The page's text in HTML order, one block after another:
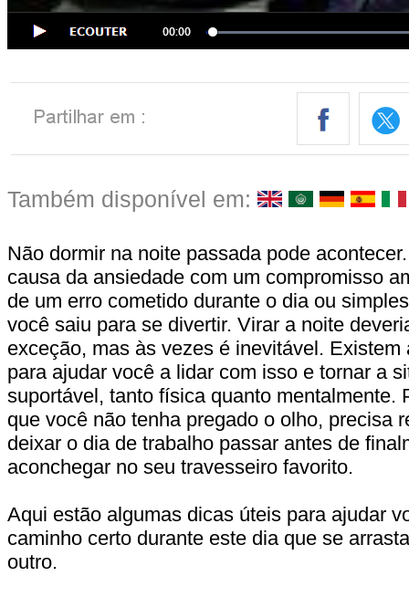
Também disponível em:
Não dormir na noite passada pode
causa da ansiedade com um compromisso
de um erro cometido durante o dia ou
você saiu para se divertir. Virar a noite
exceção, mas às vezes é inevitável. Existem
para ajudar você a lidar com isso e tornar a
suportável, tanto física quanto mentalmente.
que você não tenha pregado o olho, precisa
deixar o dia de trabalho passar antes de
aconchegar no seu travesseiro favorito.
Aqui estão algumas dicas úteis para ajudar
caminho certo durante este dia que se
outro.